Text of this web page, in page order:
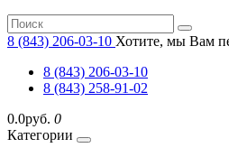
8 (843) 206-03-10 Хотите, мы Вам
8 (843) 206-03-10
8 (843) 258-91-02
0.0руб. 0
Категории